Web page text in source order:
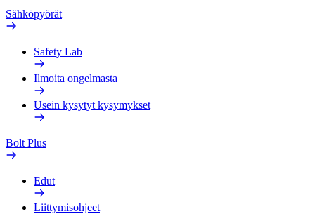
Sähköpyörät
Safety Lab
Ilmoita ongelmasta
Usein kysytyt kysymykset
Bolt Plus
Edut
Liittymisohjeet